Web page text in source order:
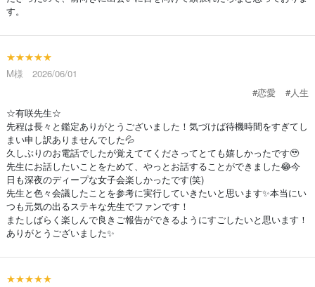
す。
★★★★★
M様 2026/06/01
#恋愛
#人生
☆有咲先生☆
先程は長々と鑑定ありがとうございました！気づけば待機時間をすぎてし
まい申し訳ありませんでした💦
久しぶりのお電話でしたが覚えててくださってとても嬉しかったです🥹
先生にお話したいことをためて、やっとお話することができました😂今
日も深夜のディープな女子会楽しかったです(笑)
先生と色々会議したことを参考に実行していきたいと思います✨本当にい
つも元気の出るステキな先生でファンです！
またしばらく楽しんで良きご報告ができるようにすごしたいと思います！
ありがとうございました✨
★★★★★